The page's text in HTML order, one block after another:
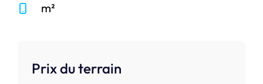
Prix du terrain
m²